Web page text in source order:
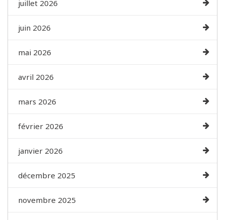
juillet 2026
juin 2026
mai 2026
avril 2026
mars 2026
février 2026
janvier 2026
décembre 2025
novembre 2025